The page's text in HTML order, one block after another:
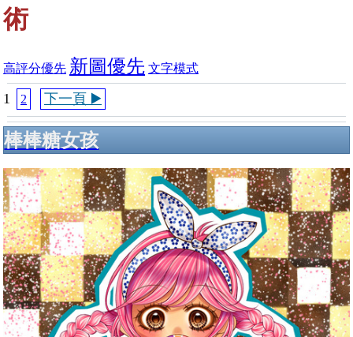
術
高評分優先 新圖優先 文字模式
1 2 下一頁 ▶️
棒棒糖女孩